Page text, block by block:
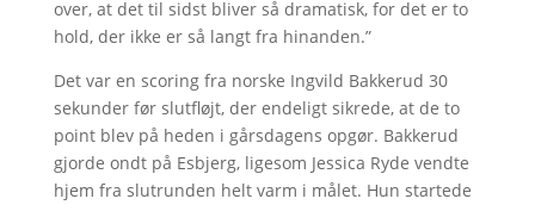
over, at det til sidst bliver så dramatisk, for det er to
hold, der ikke er så langt fra hinanden.”
Det var en scoring fra norske Ingvild Bakkerud 30
sekunder før slutfløjt, der endeligt sikrede, at de to
point blev på heden i gårsdagens opgør. Bakkerud
gjorde ondt på Esbjerg, ligesom Jessica Ryde vendte
hjem fra slutrunden helt varm i målet. Hun startede